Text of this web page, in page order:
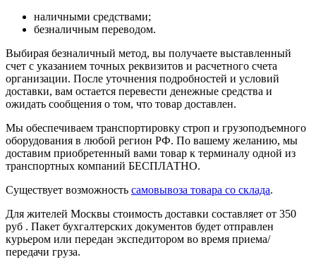
наличными средствами;
безналичным переводом.
Выбирая безналичный метод, вы получаете выставленный
счет с указанием точных реквизитов и расчетного счета
организации. После уточнения подробностей и условий
доставки, вам остается перевести денежные средства и
ожидать сообщения о том, что товар доставлен.
Мы обеспечиваем транспортировку строп и грузоподъемного
оборудования в любой регион РФ. По вашему желанию, мы
доставим приобретенный вами товар к терминалу одной из
транспортных компаний БЕСПЛАТНО.
Существует возможность самовывоза товара со склада.
Для жителей Москвы стоимость доставки составляет от 350
руб . Пакет бухгалтерских документов будет отправлен
курьером или передан экспедитором во время приема/
передачи груза.